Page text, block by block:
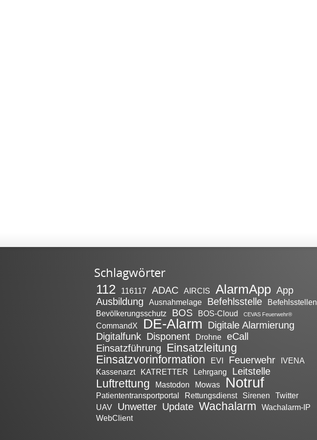
Schlagwörter
112 116117 ADAC AIRCIS AlarmApp App
Ausbildung
Ausnahmelage Befehlsstelle
Befehlsstellen
Bevölkerungsschutz
BOS BOS-Cloud CEVAS Feuerwehr®
CommandX DE-Alarm Digitale Alarmierung
Digitalfunk Disponent Drohne
eCall
Einsatzführung
Einsatzleitung
Einsatzvorinformation
EVI Feuerwehr
IVENA
Kassenarzt
KATRETTER Lehrgang Leitstelle
Luftrettung Mastodon Mowas Notruf
Patiententransportportal Rettungsdienst Sirenen
Twitter
UAV
Unwetter Update Wachalarm
Wachalarm-IP
WebClient